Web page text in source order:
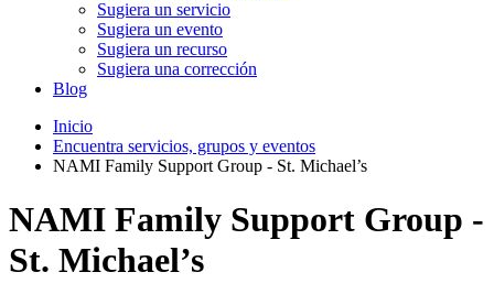
Sugiera un servicio
Sugiera un evento
Sugiera un recurso
Sugiera una corrección
Blog
Inicio
Encuentra servicios, grupos y eventos
NAMI Family Support Group - St. Michael’s
NAMI Family Support Group -
St. Michael’s